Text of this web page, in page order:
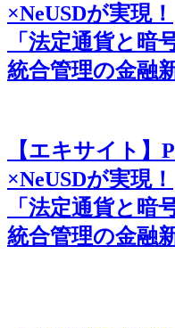
×NeUSDが実現！
「法定通貨と暗
統合管理の金融
【エキサイト】
×NeUSDが実現！
「法定通貨と暗
統合管理の金融